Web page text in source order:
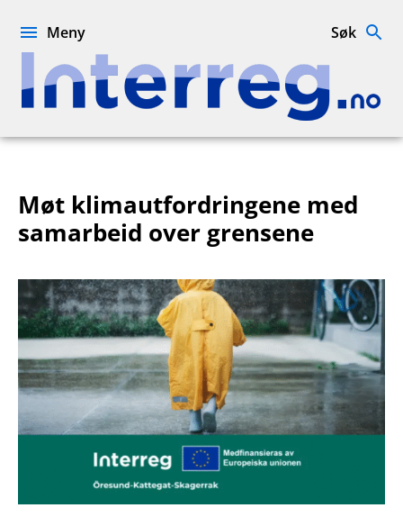
Interreg.no
Meny Søk
Møt klimautfordringene med
samarbeid over grensene